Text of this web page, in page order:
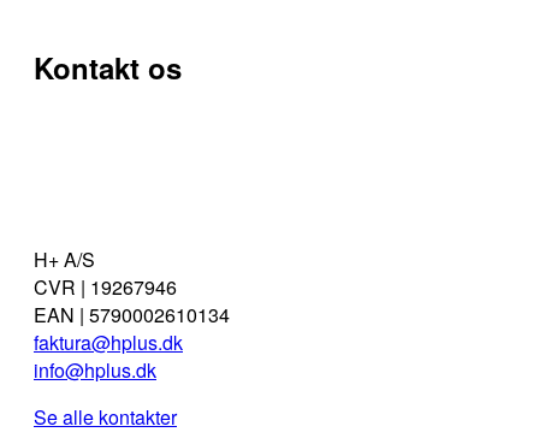
Kontakt os
H+ A/S
CVR | 19267946
EAN | 5790002610134
faktura@hplus.dk
info@hplus.dk
Se alle kontakter
Referencer